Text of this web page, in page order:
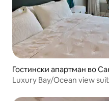
Гостински апартман во
Luxury Bay/Ocean view